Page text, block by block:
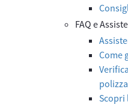
FAQ e
Come
Scopri